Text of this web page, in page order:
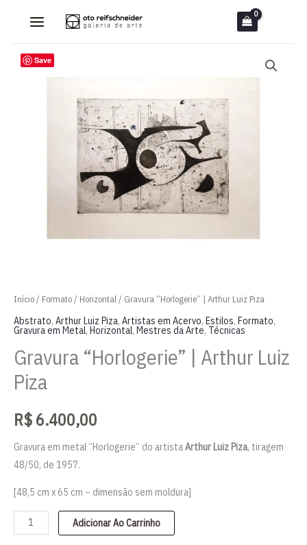
conteúdoSave
Início/ Formato/ Horizontal/ Gravura “Horlogerie” | Arthur Luiz Piza
Abstrato, Arthur Luiz Piza, Artistas em Acervo, Estilos, Formato,
Gravura em Metal, Horizontal, Mestres da Arte, Técnicas
Gravura “Horlogerie” | Arthur Luiz
Piza
R$6.400,00
Gravura em metal “Horlogerie” do artistaArthur Luiz Piza, tiragem
48/50, de 1957.
[48,5 cm x 65 cm – dimensão sem moldura]
Gravura
"Horlogerie"
Adicionar Ao Carrinho